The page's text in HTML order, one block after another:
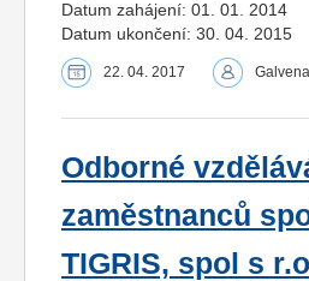
Datum zahájení: 01. 01. 2014
Datum ukončení: 30. 04. 2015
22. 04. 2017 Galvena
Odborné
zaměstnanců
TIGRIS, spol s